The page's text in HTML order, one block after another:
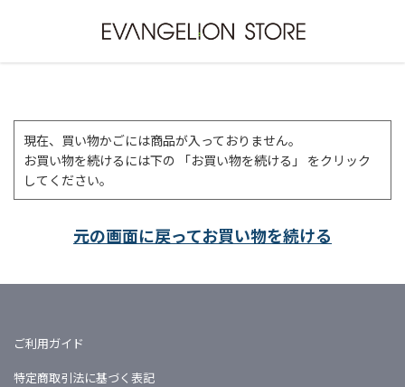
現在、買い物かごには商品が入っておりません。
お買い物を続けるには下の 「お買い物を続ける」 をクリック
してください。
元の画面に戻ってお買い物を続ける
ご利用ガイド
特定商取引法に基づく表記